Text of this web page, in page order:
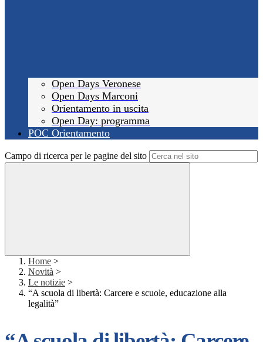
Open Days Veronese
Open Days Marconi
Orientamento in uscita
Open Day: programma
POC Orientamento
Campo di ricerca per le pagine del sito
Home >
Novità >
Le notizie >
“A scuola di libertà: Carcere e scuole, educazione alla
legalità”